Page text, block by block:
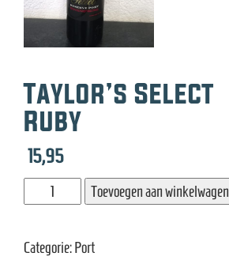
Taylor’s Select
Ruby
15,95
Taylor's
Select
aantal
Toevoegen aan winkelwagen
Categorie:Port